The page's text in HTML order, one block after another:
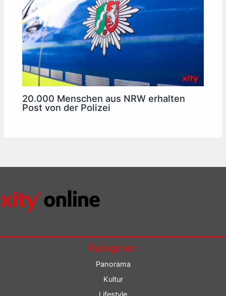
20.000 Menschen aus NRW erhalten
Post von der Polizei
Kategorien
Panorama
Kultur